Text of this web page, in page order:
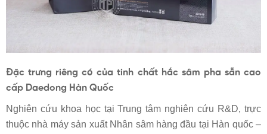
Đặc trưng riêng có của tinh chất hắc sâm pha sẵn cao
cấp Daedong Hàn Quốc
Nghiên cứu khoa học tại Trung tâm nghiên cứu R&D, trực
thuộc nhà máy sản xuất Nhân sâm hàng đầu tại Hàn quốc –